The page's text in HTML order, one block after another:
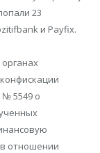
23
и Payfix.
№ 5549 о
отношении